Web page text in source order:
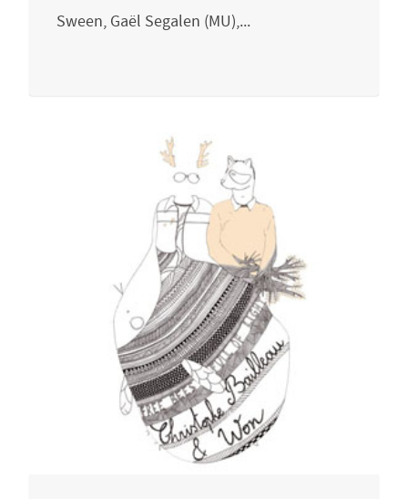
Sween, Gaël Segalen (MU),...